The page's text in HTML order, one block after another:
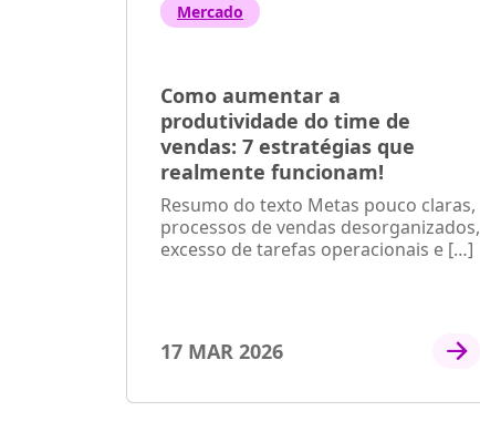
Mercado
Como aumentar a
produtividade do time de
vendas: 7 estratégias que
realmente funcionam!
Resumo do texto Metas pouco claras,
processos de vendas desorganizados,
excesso de tarefas operacionais e […]
17 MAR 2026